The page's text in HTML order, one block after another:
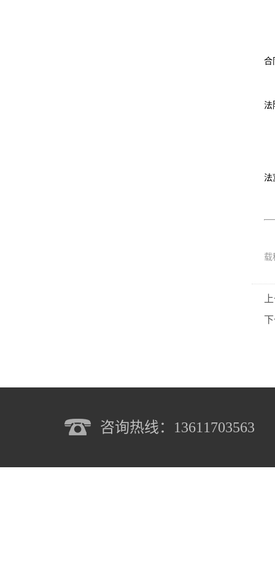
合
法
法
载
咨询热线：13611703563